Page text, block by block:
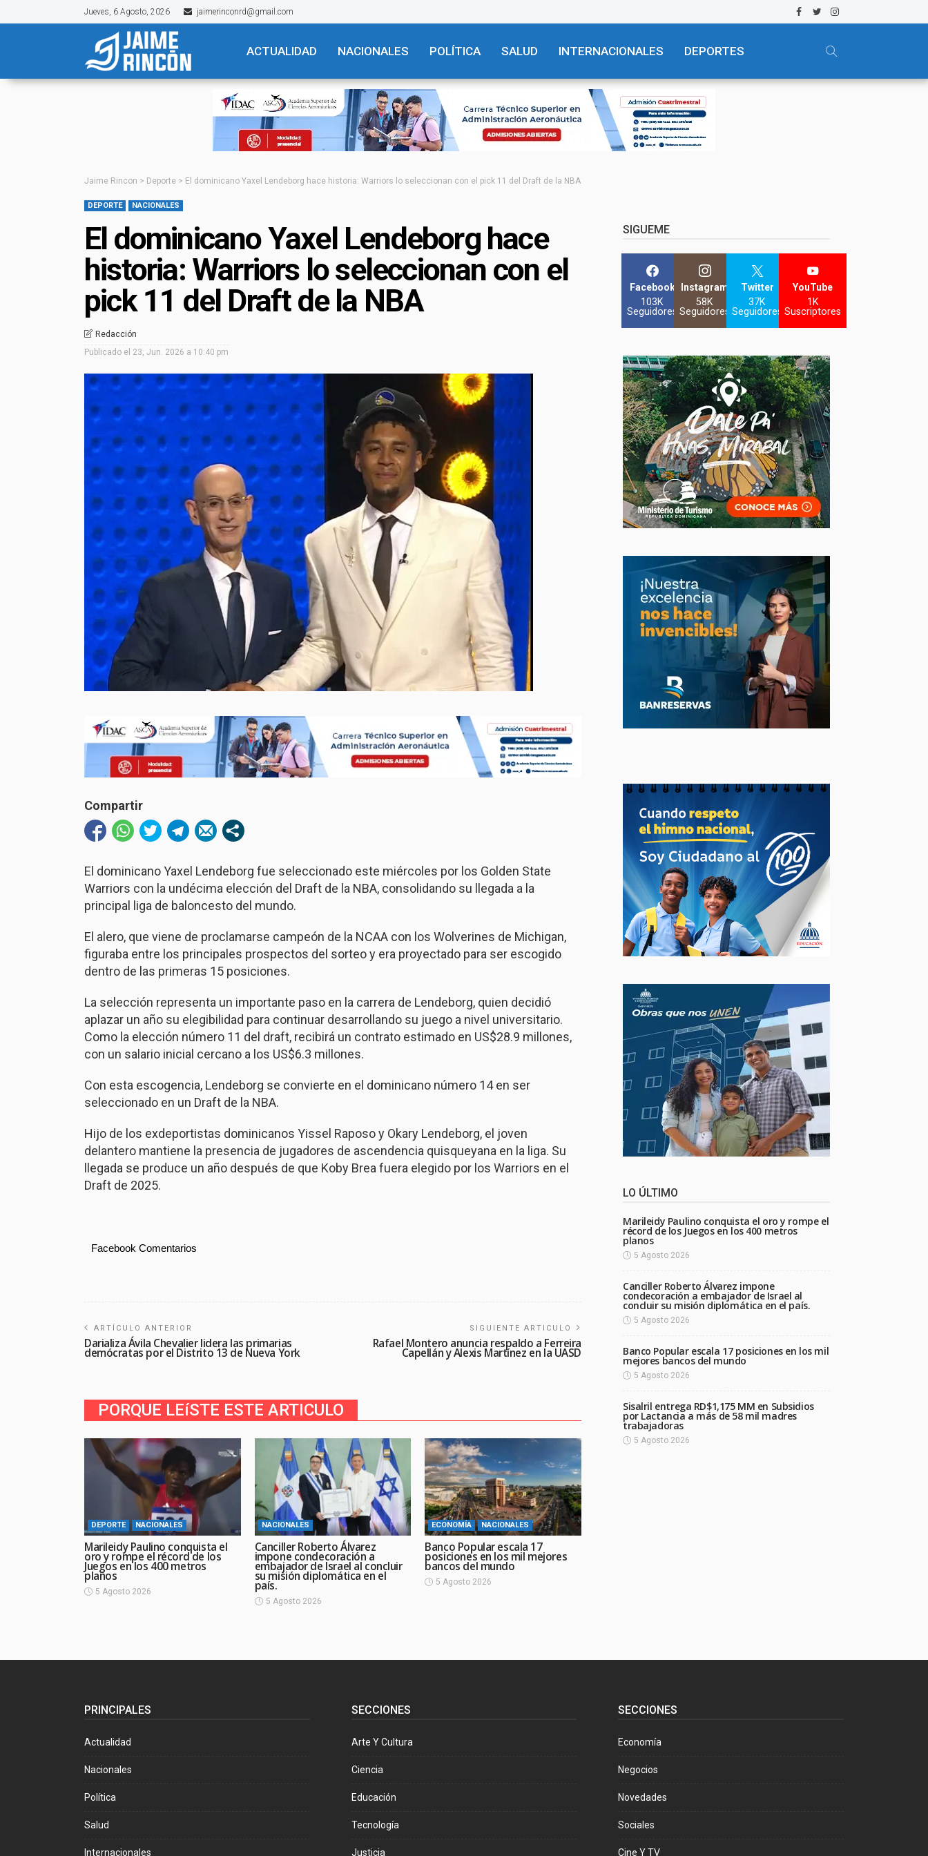
Jueves, 6 Agosto, 2026 jaimerinconrd@gmail.com
ACTUALIDAD NACIONALES POLÍTICA SALUD INTERNACIONALES DEPORTES
Jaime Rincon > Deporte > El dominicano Yaxel Lendeborg hace historia: Warriors lo seleccionan con el pick 11 del Draft de la NBA
DEPORTE NACIONALES
El dominicano Yaxel Lendeborg hace
historia: Warriors lo seleccionan con el
pick 11 del Draft de la NBA
Redacción
Publicado el 23, Jun. 2026 a 10:40 pm
Compartir
El dominicano Yaxel Lendeborg fue seleccionado este miércoles por los Golden State
Warriors con la undécima elección del Draft de la NBA, consolidando su llegada a la
principal liga de baloncesto del mundo.
El alero, que viene de proclamarse campeón de la NCAA con los Wolverines de Michigan,
figuraba entre los principales prospectos del sorteo y era proyectado para ser escogido
dentro de las primeras 15 posiciones.
La selección representa un importante paso en la carrera de Lendeborg, quien decidió
aplazar un año su elegibilidad para continuar desarrollando su juego a nivel universitario.
Como la elección número 11 del draft, recibirá un contrato estimado en US$28.9 millones,
con un salario inicial cercano a los US$6.3 millones.
Con esta escogencia, Lendeborg se convierte en el dominicano número 14 en ser
seleccionado en un Draft de la NBA.
Hijo de los exdeportistas dominicanos Yissel Raposo y Okary Lendeborg, el joven
delantero mantiene la presencia de jugadores de ascendencia quisqueyana en la liga. Su
llegada se produce un año después de que Koby Brea fuera elegido por los Warriors en el
Draft de 2025.
Facebook Comentarios
ARTÍCULO ANTERIOR
Darializa Ávila Chevalier lidera las primarias
demócratas por el Distrito 13 de Nueva York
SIGUIENTE ARTICULO
Rafael Montero anuncia respaldo a Ferreira
Capellán y Alexis Martínez en la UASD
PORQUE LEíSTE ESTE ARTICULO
DEPORTE NACIONALES
Marileidy Paulino conquista el
oro y rompe el récord de los
Juegos en los 400 metros
planos
5 Agosto 2026
NACIONALES
Canciller Roberto Álvarez
impone condecoración a
embajador de Israel al concluir
su misión diplomática en el
país.
5 Agosto 2026
ECONOMÍA NACIONALES
Banco Popular escala 17
posiciones en los mil mejores
bancos del mundo
5 Agosto 2026
SIGUEME
Facebook
103K
Seguidores
Instagram
58K
Seguidores
Twitter
37K
Seguidores
YouTube
1K
Suscriptores
LO ÚLTIMO
Marileidy Paulino conquista el oro y rompe el
récord de los Juegos en los 400 metros
planos
5 Agosto 2026
Canciller Roberto Álvarez impone
condecoración a embajador de Israel al
concluir su misión diplomática en el país.
5 Agosto 2026
Banco Popular escala 17 posiciones en los mil
mejores bancos del mundo
5 Agosto 2026
Sisalril entrega RD$1,175 MM en Subsidios
por Lactancia a más de 58 mil madres
trabajadoras
5 Agosto 2026
PRINCIPALES
Actualidad
Nacionales
Política
Salud
Internacionales
SECCIONES
Arte Y Cultura
Ciencia
Educación
Tecnología
Justicia
SECCIONES
Economía
Negocios
Novedades
Sociales
Cine Y TV